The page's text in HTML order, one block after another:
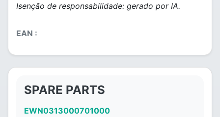
Isenção de responsabilidade: gerado por IA.
EAN :
SPARE PARTS
EWN0313000701000